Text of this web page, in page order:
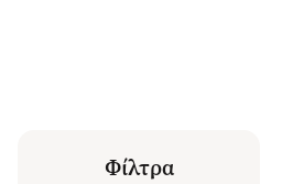
Φίλτρα